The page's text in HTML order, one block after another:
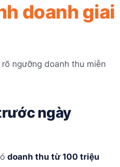
doanh giai
ngưỡng doanh thu miễn
ngày
doanh thu từ 100 triệu